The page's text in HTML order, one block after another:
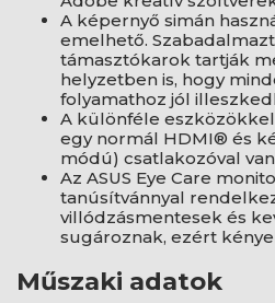
A képernyő simán
emelhető.
támasztókarok tartják
helyzetben is, hogy
folyamathoz jól
A különféle
egy normál HDMI® és
módú) csatlakozóval
Az ASUS Eye Care
tanúsítvánnyal
villódzásmentesek és
sugároznak, ezért
Műszaki adatok